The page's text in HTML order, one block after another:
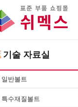
기술 자료실
일반볼트
특수재질볼트